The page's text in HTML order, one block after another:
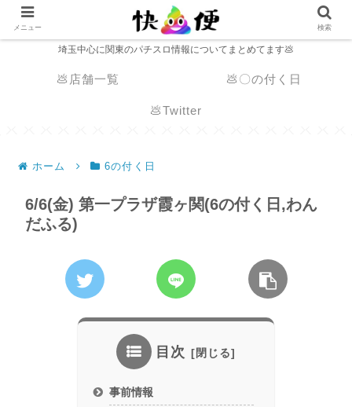
埼玉中心に関東のパチスロ情報についてまとめてます💩
💩店舗一覧 💩〇の付く日
💩Twitter
ホーム 6の付く日
6/6(金) 第一プラザ霞ヶ関(6の付く日,わん
だふる)
目次
事前情報
メニュー 検索